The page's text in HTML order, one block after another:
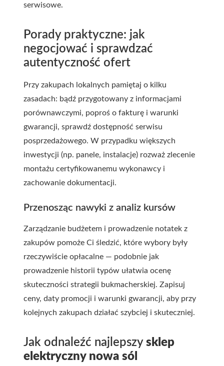
serwisowe.
Porady praktyczne: jak
negocjować i sprawdzać
autentyczność ofert
Przy zakupach lokalnych pamiętaj o kilku
zasadach: bądź przygotowany z informacjami
porównawczymi, poproś o fakturę i warunki
gwarancji, sprawdź dostępność serwisu
posprzedażowego. W przypadku większych
inwestycji (np. panele, instalacje) rozważ zlecenie
montażu certyfikowanemu wykonawcy i
zachowanie dokumentacji.
Przenosząc nawyki z analiz kursów
Zarządzanie budżetem i prowadzenie notatek z
zakupów pomoże Ci śledzić, które wybory były
rzeczywiście opłacalne — podobnie jak
prowadzenie historii typów ułatwia ocenę
skuteczności strategii bukmacherskiej. Zapisuj
ceny, daty promocji i warunki gwarancji, aby przy
kolejnych zakupach działać szybciej i skuteczniej.
Jak odnaleźć najlepszy sklep
elektryczny nowa sól